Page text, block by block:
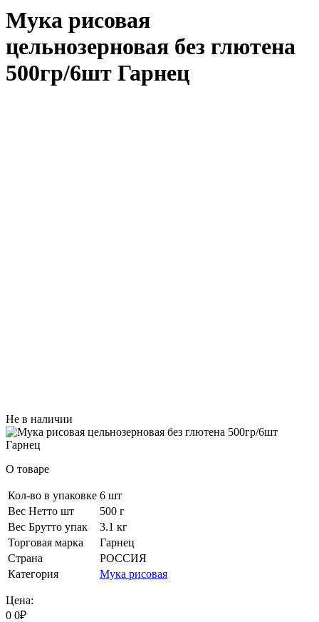
Мука рисовая
цельнозерновая без глютена
500гр/6шт Гарнец
Не в наличии
О товаре
Кол-во в упаковке 6 шт
Вес Нетто шт
500 г
Вес Брутто упак
3.1 кг
Торговая марка
Гарнец
Страна
РОССИЯ
Категория
Мука рисовая
Цена:
0 0₽